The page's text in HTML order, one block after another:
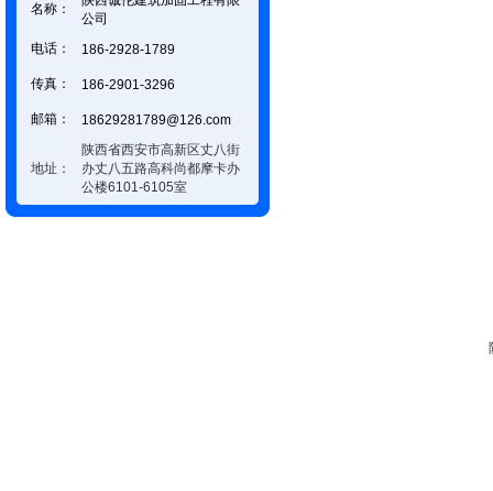
名称：
公司
电话：
186-2928-1789
传真： 186-2901-3296
邮箱： 18629281789@126.com
地址：
陕西省西安市高新区丈八街
办丈八五路高科尚都摩卡办
公楼6101-6105室